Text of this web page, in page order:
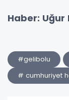
Haber: Uğur
#gelibolu
# cumhuriyet